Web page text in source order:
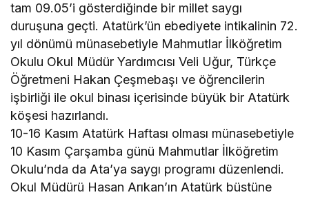
tam 09.05’i gösterdiğinde bir millet saygı
duruşuna geçti. Atatürk’ün ebediyete intikalinin 72.
yıl dönümü münasebetiyle Mahmutlar İlköğretim
Okulu Okul Müdür Yardımcısı Veli Uğur, Türkçe
Öğretmeni Hakan Çeşmebaşı ve öğrencilerin
işbirliği ile okul binası içerisinde büyük bir Atatürk
köşesi hazırlandı.
10-16 Kasım Atatürk Haftası olması münasebetiyle
10 Kasım Çarşamba günü Mahmutlar İlköğretim
Okulu’nda da Ata’ya saygı programı düzenlendi.
Okul Müdürü Hasan Arıkan’ın Atatürk büstüne